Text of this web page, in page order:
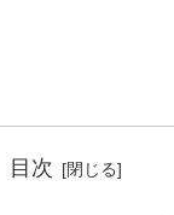
目次